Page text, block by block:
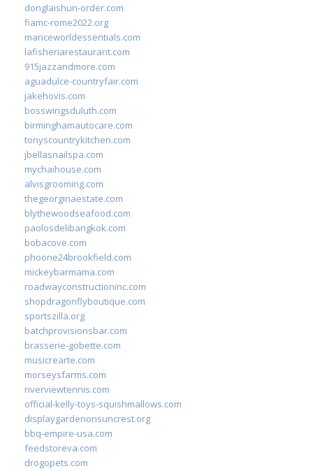
donglaishun-order.com
fiamc-rome2022.org
mariceworldessentials.com
lafisheriarestaurant.com
915jazzandmore.com
aguadulce-countryfair.com
jakehovis.com
bosswingsduluth.com
birminghamautocare.com
tonyscountrykitchen.com
jbellasnailspa.com
mychaihouse.com
alvisgrooming.com
thegeorginaestate.com
blythewoodseafood.com
paolosdelibangkok.com
bobacove.com
phoone24brookfield.com
mickeybarmama.com
roadwayconstructioninc.com
shopdragonflyboutique.com
sportszilla.org
batchprovisionsbar.com
brasserie-gobette.com
musicrearte.com
morseysfarms.com
riverviewtennis.com
official-kelly-toys-squishmallows.com
displaygardenonsuncrest.org
bbq-empire-usa.com
feedstoreva.com
drogopets.com